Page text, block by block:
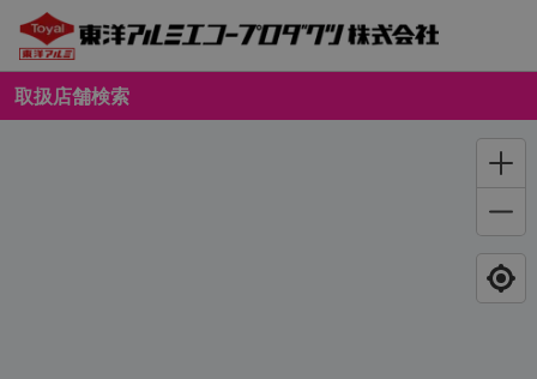
取扱店舗検索